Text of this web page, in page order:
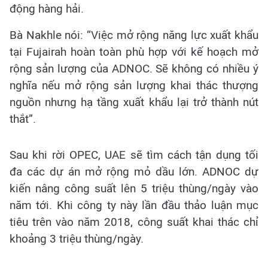
động hàng hải.
Bà Nakhle nói: “Việc mở rộng năng lực xuất khẩu
tại Fujairah hoàn toàn phù hợp với kế hoạch mở
rộng sản lượng của ADNOC. Sẽ không có nhiều ý
nghĩa nếu mở rộng sản lượng khai thác thượng
nguồn nhưng hạ tầng xuất khẩu lại trở thành nút
thắt”.
Sau khi rời OPEC, UAE sẽ tìm cách tận dụng tối
đa các dự án mở rộng mỏ dầu lớn. ADNOC dự
kiến nâng công suất lên 5 triệu thùng/ngày vào
năm tới. Khi công ty này lần đầu thảo luận mục
tiêu trên vào năm 2018, công suất khai thác chỉ
khoảng 3 triệu thùng/ngày.